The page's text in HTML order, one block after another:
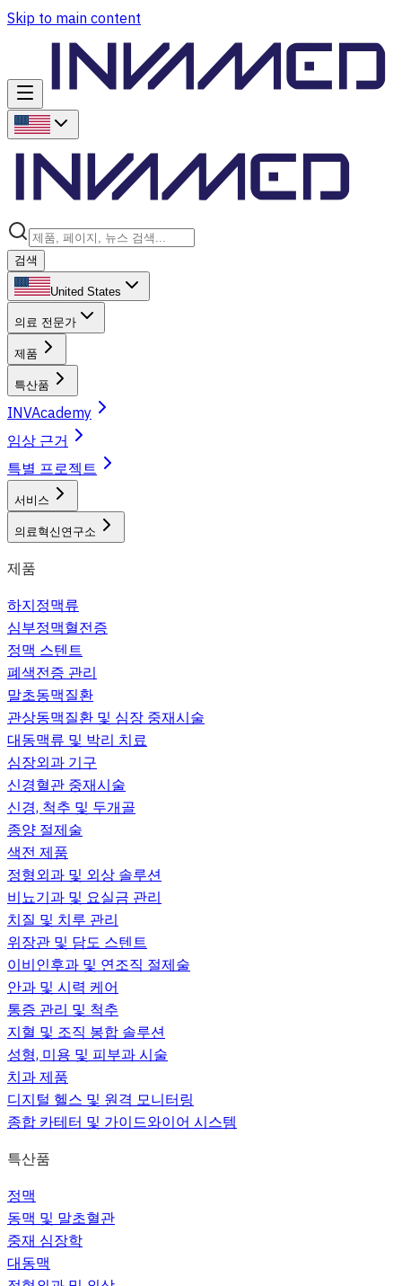
Skip to main content
검색
United States
의료 전문가
제품
특산품
INVAcademy
임상 근거
특별 프로젝트
서비스
의료혁신연구소
제품
하지정맥류
심부정맥혈전증
정맥 스텐트
폐색전증 관리
말초동맥질환
관상동맥질환 및 심장 중재시술
대동맥류 및 박리 치료
심장외과 기구
신경혈관 중재시술
신경, 척추 및 두개골
종양 절제술
색전 제품
정형외과 및 외상 솔루션
비뇨기과 및 요실금 관리
치질 및 치루 관리
위장관 및 담도 스텐트
이비인후과 및 연조직 절제술
안과 및 시력 케어
통증 관리 및 척추
지혈 및 조직 봉합 솔루션
성형, 미용 및 피부과 시술
치과 제품
디지털 헬스 및 원격 모니터링
종합 카테터 및 가이드와이어 시스템
특산품
정맥
동맥 및 말초혈관
중재 심장학
대동맥